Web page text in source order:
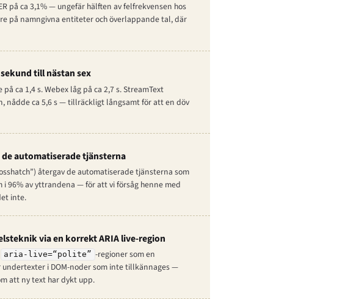
på ca 3,1% — ungefär hälften av felfrekvensen hos
på namngivna entiteter och överlappande tal, där
till nästan sex
ca 1,4 s. Webex låg på ca 2,7 s. StreamText
nådde ca 5,6 s — tillräckligt långsamt för att en döv
automatiserade tjänsterna
återgav de automatiserade tjänsterna som
i 96% av yttrandena — för att vi försåg henne med
inte.
via en korrekt ARIA live-region
aria-live=“polite” -regioner som en
undertexter i DOM-noder som inte tillkännages —
att ny text har dykt upp.